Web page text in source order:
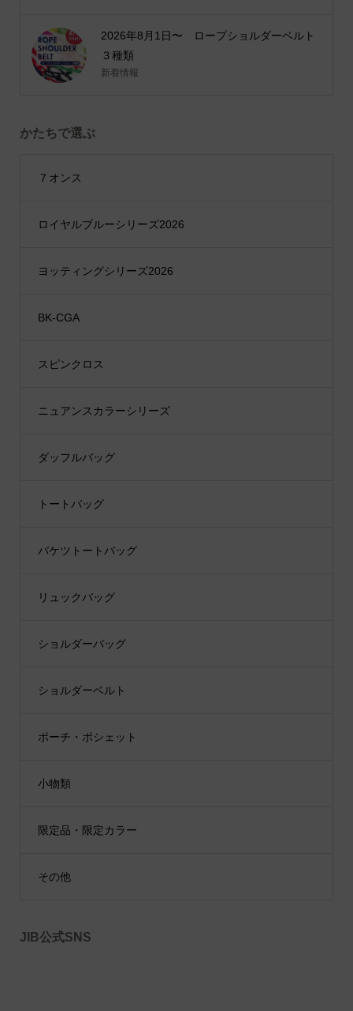
2026年8月1日〜 ロープショルダーベルト
３種類
新着情報
かたちで選ぶ
７オンス
ロイヤルブルーシリーズ2026
ヨッティングシリーズ2026
BK-CGA
スピンクロス
ニュアンスカラーシリーズ
ダッフルバッグ
トートバッグ
バケツトートバッグ
リュックバッグ
ショルダーバッグ
ショルダーベルト
ポーチ・ポシェット
小物類
限定品・限定カラー
その他
JIB公式SNS